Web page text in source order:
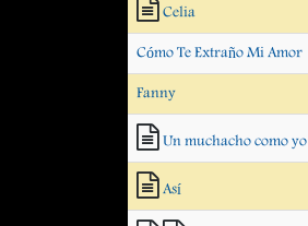
Celia
Cómo Te Extraño Mi Amor
Fanny
Un muchacho como yo
Así